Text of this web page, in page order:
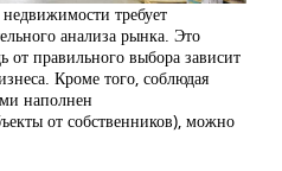
требует
анализа рынка. Это
от правильного выбора зависит
Кроме того, соблюдая
наполнен
от собственников), можно